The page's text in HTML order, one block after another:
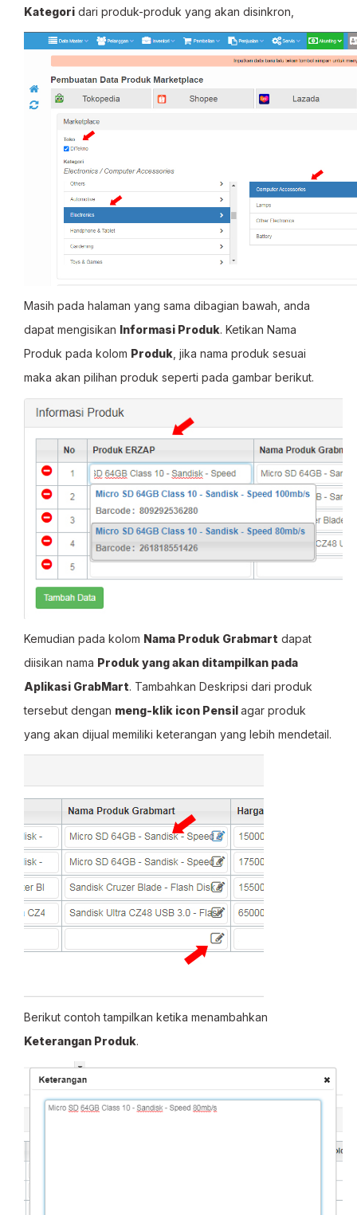
Kategori dari produk-produk yang akan disinkron,
Masih pada halaman yang sama dibagian bawah, anda
dapat mengisikan Informasi Produk. Ketikan Nama
Produk pada kolom Produk , jika nama produk sesuai
maka akan pilihan produk seperti pada gambar berikut.
Kemudian pada kolom Nama Produk Grabmart dapat
diisikan nama Produk yang akan ditampilkan pada
Aplikasi GrabMart. Tambahkan Deskripsi dari produk
tersebut dengan meng-klik icon Pensilagar produk
yang akan dijual memiliki keterangan yang lebih mendetail.
Berikut contoh tampilkan ketika menambahkan
Keterangan Produk.